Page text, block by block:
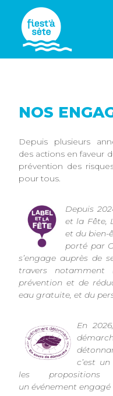
NOS
Depuis plusieurs
des actions en faveur
prévention des
pour tous.
Depuis
et la Fête,
et du bien-
porté par
s’engage auprès de
travers
prévention et de
eau gratuite, et du
En
c’est
les propositions
un événement engagé